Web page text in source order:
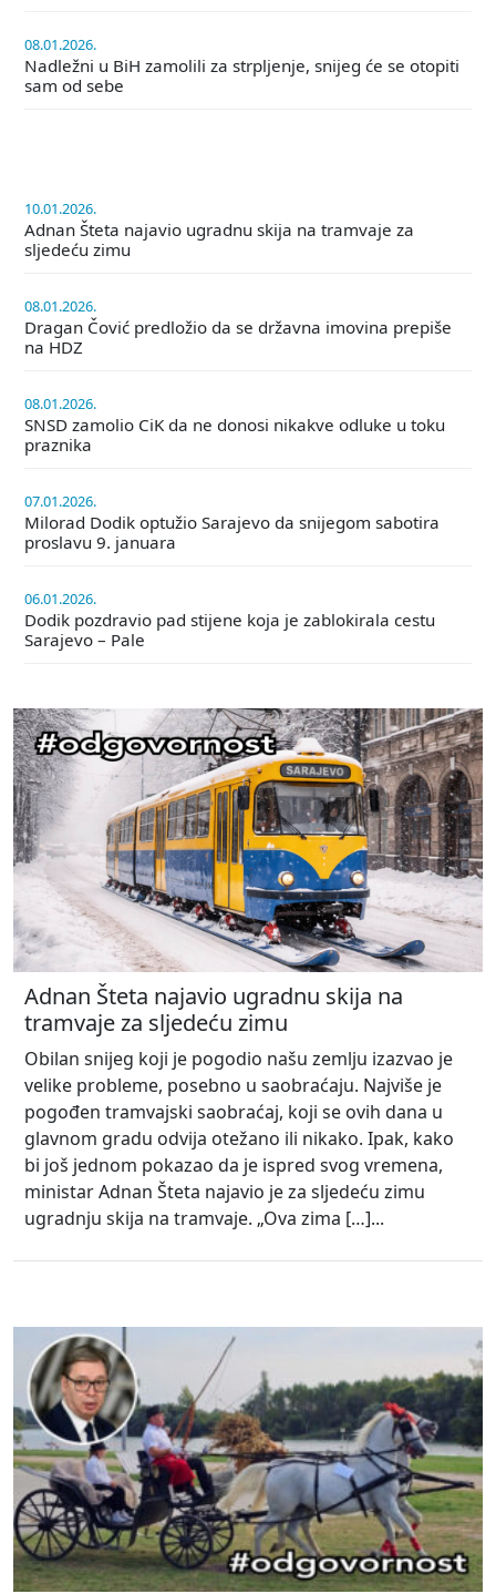
08.01.2026.
Nadležni u BiH zamolili za strpljenje, snijeg će se otopiti
sam od sebe
10.01.2026.
Adnan Šteta najavio ugradnu skija na tramvaje za
sljedeću zimu
08.01.2026.
Dragan Čović predložio da se državna imovina prepiše
na HDZ
08.01.2026.
SNSD zamolio CiK da ne donosi nikakve odluke u toku
praznika
07.01.2026.
Milorad Dodik optužio Sarajevo da snijegom sabotira
proslavu 9. januara
06.01.2026.
Dodik pozdravio pad stijene koja je zablokirala cestu
Sarajevo – Pale
Adnan Šteta najavio ugradnu skija na
tramvaje za sljedeću zimu
Obilan snijeg koji je pogodio našu zemlju izazvao je
velike probleme, posebno u saobraćaju. Najviše je
pogođen tramvajski saobraćaj, koji se ovih dana u
glavnom gradu odvija otežano ili nikako. Ipak, kako
bi još jednom pokazao da je ispred svog vremena,
ministar Adnan Šteta najavio je za sljedeću zimu
ugradnju skija na tramvaje. „Ova zima […]...